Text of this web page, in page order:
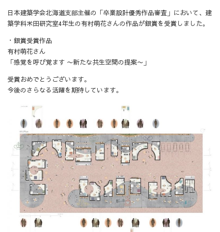
日本建築学会北海道支部主催の「卒業設計優秀作品審査」において、建
築学科米田研究室4年生の有村萌花さんの作品が銀賞を受賞しました。
・銀賞受賞作品
有村萌花さん
「感覚を呼び覚ます 〜新たな共生空間の提案〜」
受賞おめでとうございます。
今後のさらなる活躍を期待しています。